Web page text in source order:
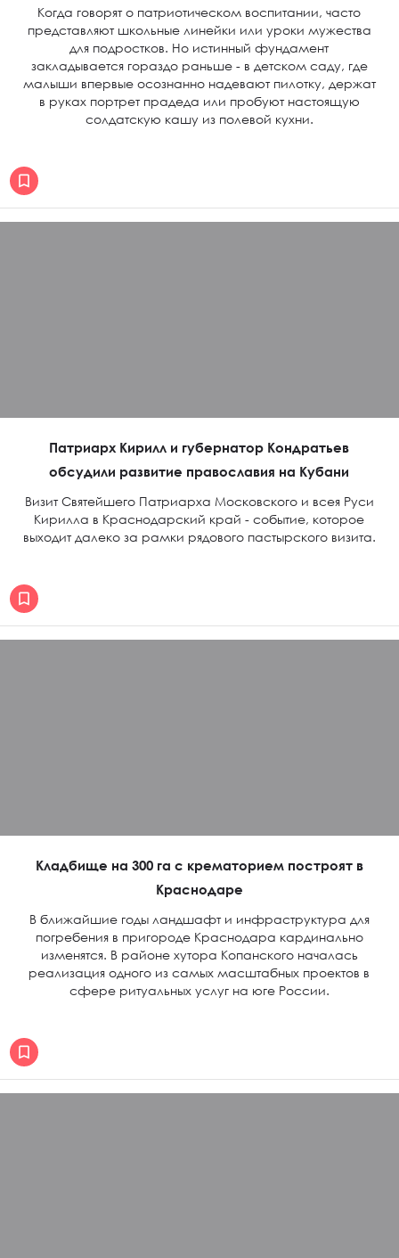
Когда говорят о патриотическом воспитании, часто
представляют школьные линейки или уроки мужества
для подростков. Но истинный фундамент
закладывается гораздо раньше - в детском саду, где
малыши впервые осознанно надевают пилотку, держат
в руках портрет прадеда или пробуют настоящую
солдатскую кашу из полевой кухни.
Патриарх Кирилл и губернатор Кондратьев
обсудили развитие православия на Кубани
Визит Святейшего Патриарха Московского и всея Руси
Кирилла в Краснодарский край - событие, которое
выходит далеко за рамки рядового пастырского визита.
Кладбище на 300 га с крематорием построят в
Краснодаре
В ближайшие годы ландшафт и инфраструктура для
погребения в пригороде Краснодара кардинально
изменятся. В районе хутора Копанского началась
реализация одного из самых масштабных проектов в
сфере ритуальных услуг на юге России.